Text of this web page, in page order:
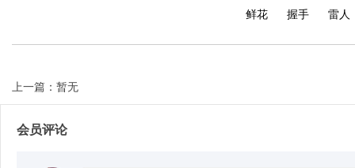
鲜花 握手 雷人
上一篇：暂无
会员评论